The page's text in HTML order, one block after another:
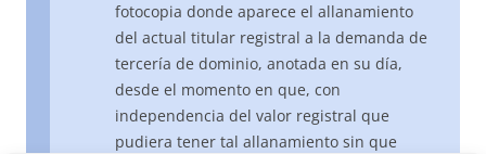
fotocopia donde aparece el allanamiento
del actual titular registral a la demanda de
tercería de dominio, anotada en su día,
desde el momento en que, con
independencia del valor registral que
pudiera tener tal allanamiento sin que